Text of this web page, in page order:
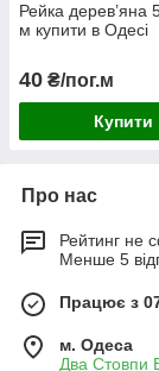
Рейка дерев’яна
м купити в Одесі
40 ₴/пог.м
Купити
Про нас
Рейтинг не
Менше 5
Працює з
м. Одеса
Два Стовпи